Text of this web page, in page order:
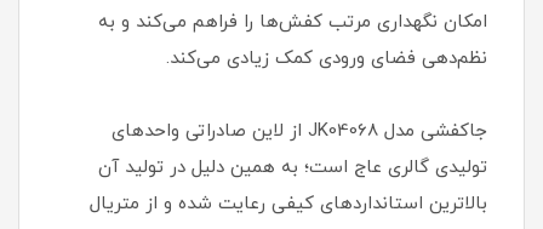
امکان نگهداری مرتب کفش‌ها را فراهم می‌کند و به
نظم‌دهی فضای ورودی کمک زیادی می‌کند.
جاکفشی مدل JK04068 از لاین صادراتی واحدهای
تولیدی گالری عاج است؛ به همین دلیل در تولید آن
بالاترین استانداردهای کیفی رعایت شده و از متریال